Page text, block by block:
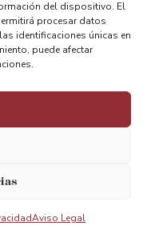
del dispositivo. El
procesar datos
identificaciones únicas en
puede afectar
Aviso Legal